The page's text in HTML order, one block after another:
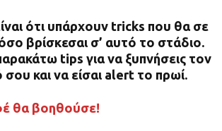
ότι υπάρχουν tricks που θα σε
βρίσκεσαι σ’ αυτό το στάδιο.
tips για να ξυπνήσεις τον
και να είσαι alert το πρωί.
θα βοηθούσε!